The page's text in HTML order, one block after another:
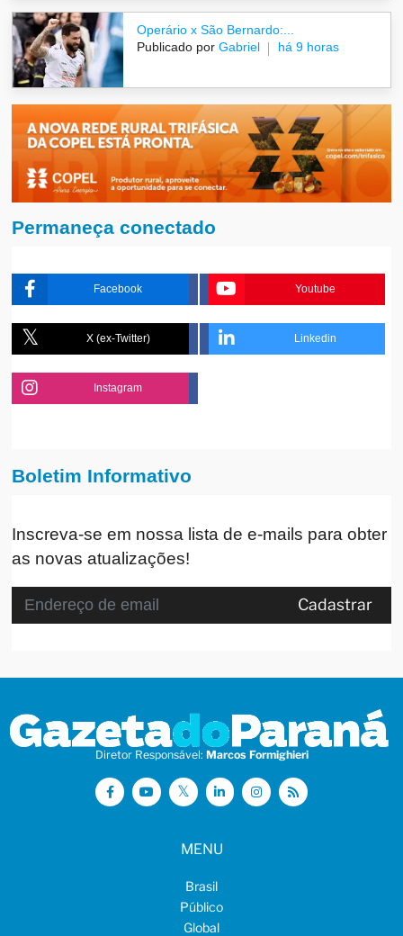
Operário x São Bernardo:...
Publicado por Gabriel há 9 horas
Permaneça conectado
Facebook Youtube
X (ex-Twitter) Linkedin
Instagram
Boletim Informativo
Inscreva-se em nossa lista de e-mails para obter
as novas atualizações!
Cadastrar
Diretor Responsável: Marcos Formighieri
MENU
Brasil
Público
Global